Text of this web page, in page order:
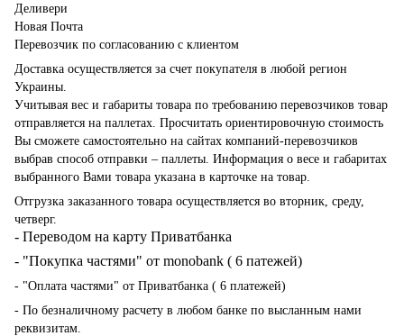
Деливери
Новая Почта
Перевозчик по согласованию с клиентом
Доставка осуществляется за счет покупателя в любой регион
Украины.
Учитывая вес и габариты товара по требованию перевозчиков товар
отправляется на паллетах. Просчитать ориентировочную стоимость
Вы сможете самостоятельно на сайтах компаний-перевозчиков
выбрав способ отправки – паллеты. Информация о весе и габаритах
выбранного Вами товара указана в карточке на товар.
Отгрузка заказанного товара осуществляется во вторник, среду,
четверг.
- Переводом на карту Приватбанка
- "Покупка частями" от monobank ( 6 патежей)
- "Оплата частями" от Приватбанка ( 6 платежей)
- По безналичному расчету в любом банке по высланным нами
реквизитам.